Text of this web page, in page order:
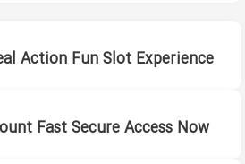
Action Fun Slot Experience
Fast Secure Access Now